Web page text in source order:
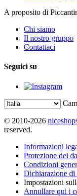
A proposito di
Chi siamo
Il nostro gruppo
Contattaci
Seguici su
© 2010-2026
reserved.
Informazioni
Protezione dei
Condizioni
Dichiarazione di
Impostazioni
Annullare qui i